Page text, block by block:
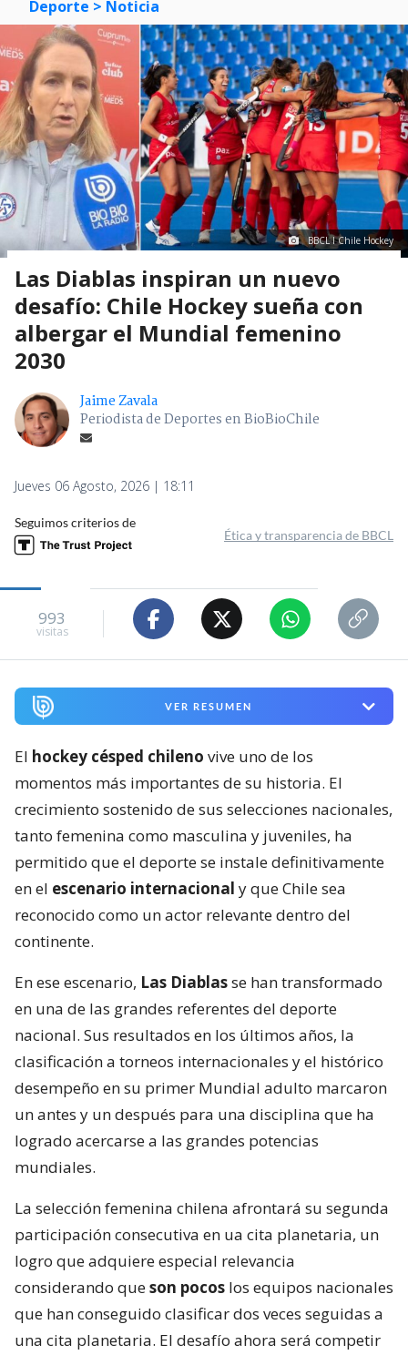
Deporte > Noticia
BBCL I Chile Hockey
Las Diablas inspiran un nuevo
desafío: Chile Hockey sueña con
albergar el Mundial femenino
2030
Jaime Zavala
Periodista de Deportes en BioBioChile
Jueves 06 Agosto, 2026 | 18:11
Seguimos criterios de
Ética y transparencia de BBCL
993
visitas
VER RESUMEN
El hockey césped chileno vive uno de los
momentos más importantes de su historia. El
crecimiento sostenido de sus selecciones nacionales,
tanto femenina como masculina y juveniles, ha
permitido que el deporte se instale definitivamente
en el escenario internacional y que Chile sea
reconocido como un actor relevante dentro del
continente.
En ese escenario, Las Diablasse han transformado
en una de las grandes referentes del deporte
nacional. Sus resultados en los últimos años, la
clasificación a torneos internacionales y el histórico
desempeño en su primer Mundial adulto marcaron
un antes y un después para una disciplina que ha
logrado acercarse a las grandes potencias
mundiales.
La selección femenina chilena afrontará su segunda
participación consecutiva en ua cita planetaria, un
logro que adquiere especial relevancia
considerando queson pocos los equipos nacionales
que han conseguido clasificar dos veces seguidas a
una cita planetaria. El desafío ahora será competir